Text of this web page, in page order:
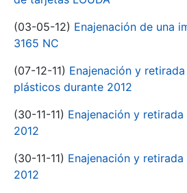
(03-05-12) Enajenación de una
3165 NC
(07-12-11) Enajenación y
plásticos durante 2012
(30-11-11) Enajenación y
2012
(30-11-11) Enajenación y
2012